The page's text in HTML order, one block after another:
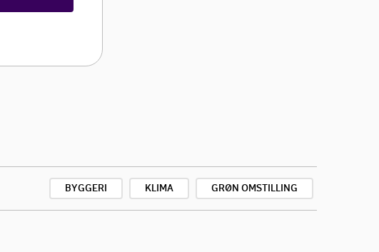
BYGGERI KLIMA GRØN OMSTILLING